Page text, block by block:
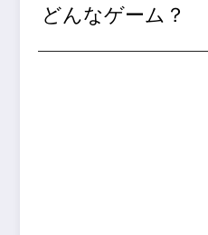
どんなゲーム？